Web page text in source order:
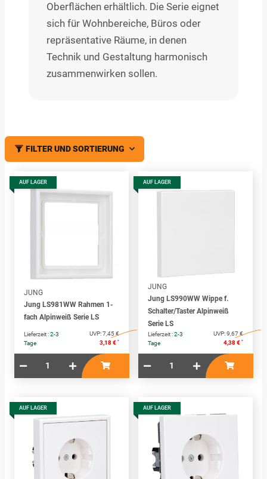
Oberflächen erhältlich. Die Serie eignet
sich für Wohnbereiche, Büros oder
repräsentative Räume, in denen
Technik und Gestaltung harmonisch
zusammenwirken sollen.
FILTER UND SORTIERUNG
AUF LAGER
JUNG
Jung LS981WW Rahmen 1-
fach Alpinweiß Serie LS
Lieferzeit :2-3
Tage
UVP:7,45 €
3,18 € *
AUF LAGER
JUNG
Jung LS990WW Wippe f.
Schalter/Taster Alpinweiß
Serie LS
Lieferzeit :2-3
Tage
UVP:9,67 €
4,38 € *
AUF LAGER AUF LAGER